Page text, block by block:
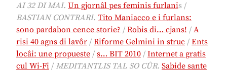
AI 32 DI MAI. Un gjornâl pes feminis furlanis /
BASTIAN CONTRARI. Tito Maniacco e i furlans:
sono pardabon cence storie? / Robis di… cjans! / A
risi 40 agns di lavôr / Riforme Gelmini in struc / Ents
locâi: une propueste / s… BIT 2010 / Internet a gratis
cul Wi-Fi / MEDITANTLIS TAL SO CÛR. Sabide sante